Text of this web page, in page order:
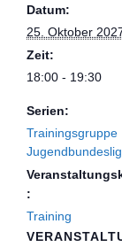
Datum:
25. Oktober
Zeit:
18:00 - 19:30
Serien:
Trainingsgruppe
:
Training